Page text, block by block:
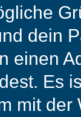
dein
einen
Es
mit